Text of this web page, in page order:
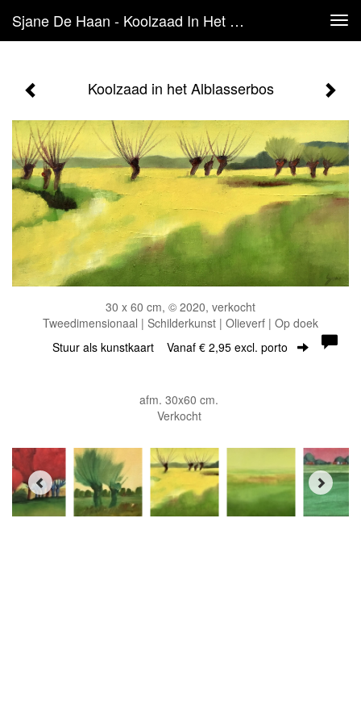
Sjane De Haan - Koolzaad In Het Alblasserbos
Koolzaad in het Alblasserbos
30 x 60 cm, © 2020, verkocht
Tweedimensionaal | Schilderkunst | Olieverf | Op doek
Stuur als kunstkaart Vanaf € 2,95 excl. porto
afm. 30x60 cm.
Verkocht